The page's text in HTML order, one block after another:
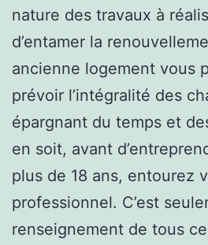
nature des travaux à
d’entamer la
ancienne logement vous
prévoir l’intégralité des
épargnant du temps et
en soit, avant
plus de 18 ans, entourez
professionnel. C’est
renseignement de tous